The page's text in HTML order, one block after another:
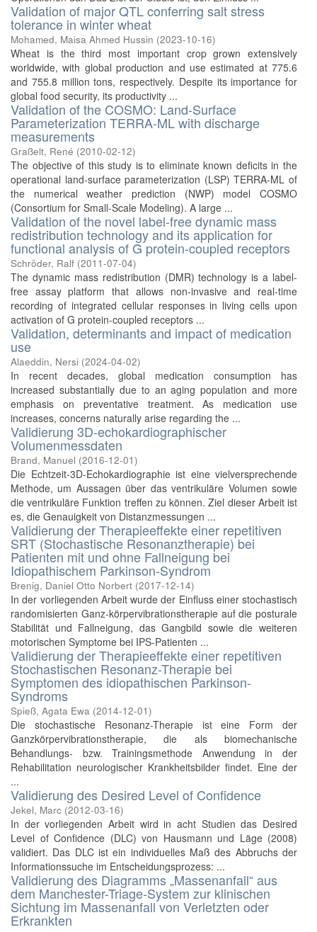
Validation of major QTL conferring salt stress
tolerance in winter wheat
Mohamed, Maisa Ahmed Hussin (2023-10-16)
Wheat is the third most important crop grown extensively
worldwide, with global production and use estimated at 775.6
and 755.8 million tons, respectively. Despite its importance for
global food security, its productivity ...
Validation of the COSMO: Land-Surface
Parameterization TERRA-ML with discharge
measurements
Graßelt, René (2010-02-12)
The objective of this study is to eliminate known deficits in the
operational land-surface parameterization (LSP) TERRA-ML of
the numerical weather prediction (NWP) model COSMO
(Consortium for Small-Scale Modeling). A large ...
Validation of the novel label-free dynamic mass
redistribution technology and its application for
functional analysis of G protein-coupled receptors
Schröder, Ralf (2011-07-04)
The dynamic mass redistribution (DMR) technology is a label-
free assay platform that allows non-invasive and real-time
recording of integrated cellular responses in living cells upon
activation of G protein-coupled receptors ...
Validation, determinants and impact of medication
use
Alaeddin, Nersi (2024-04-02)
In recent decades, global medication consumption has
increased substantially due to an aging population and more
emphasis on preventative treatment. As medication use
increases, concerns naturally arise regarding the ...
Validierung 3D-echokardiographischer
Volumenmessdaten
Brand, Manuel (2016-12-01)
Die Echtzeit-3D-Echokardiographie ist eine vielversprechende
Methode, um Aussagen über das ventrikuläre Volumen sowie
die ventrikuläre Funktion treffen zu können. Ziel dieser Arbeit ist
es, die Genauigkeit von Distanzmessungen ...
Validierung der Therapieeffekte einer repetitiven
SRT (Stochastische Resonanztherapie) bei
Patienten mit und ohne Fallneigung bei
Idiopathischem Parkinson-Syndrom
Brenig, Daniel Otto Norbert (2017-12-14)
In der vorliegenden Arbeit wurde der Einfluss einer stochastisch
randomisierten Ganz-körpervibrationstherapie auf die posturale
Stabilität und Fallneigung, das Gangbild sowie die weiteren
motorischen Symptome bei IPS-Patienten ...
Validierung der Therapieeffekte einer repetitiven
Stochastischen Resonanz-Therapie bei
Symptomen des idiopathischen Parkinson-
Syndroms
Spieß, Agata Ewa (2014-12-01)
Die stochastische Resonanz-Therapie ist eine Form der
Ganzkörpervibrationstherapie, die als biomechanische
Behandlungs- bzw. Trainingsmethode Anwendung in der
Rehabilitation neurologischer Krankheitsbilder findet. Eine der
...
Validierung des Desired Level of Confidence
Jekel, Marc (2012-03-16)
In der vorliegenden Arbeit wird in acht Studien das Desired
Level of Confidence (DLC) von Hausmann und Läge (2008)
validiert. Das DLC ist ein individuelles Maß des Abbruchs der
Informationssuche im Entscheidungsprozess: ...
Validierung des Diagramms „Massenanfall“ aus
dem Manchester-Triage-System zur klinischen
Sichtung im Massenanfall von Verletzten oder
Erkrankten